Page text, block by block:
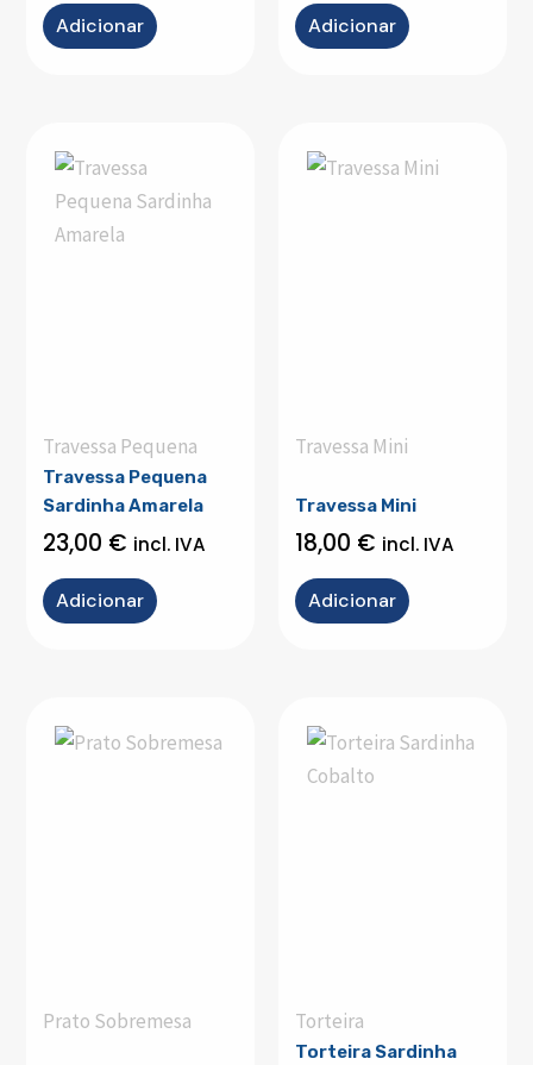
Adicionar Adicionar
Travessa Pequena
Travessa Pequena
Sardinha Amarela
23,00 € incl. IVA
Adicionar
Travessa Mini
Travessa Mini
18,00 € incl. IVA
Adicionar
Prato Sobremesa Torteira
Torteira Sardinha